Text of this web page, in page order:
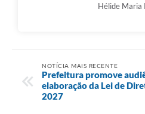
Hélide Maria
NOTÍCIA MAIS RECENTE
Prefeitura promove
elaboração da Lei de
2027